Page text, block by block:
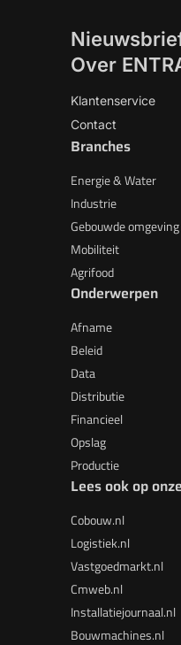
Over
Klantenservice
Contact
Branches
Energie & Water
Industrie
Gebouwde omgeving
Mobiliteit
Agrifood
Onderwerpen
Afname
Beleid
Data
Distributie
Financieel
Opslag
Productie
Lees ook op
Cobouw.nl
Logistiek.nl
Vastgoedmarkt.nl
Cmweb.nl
Installatiejournaal.nl
Bouwmachines.nl